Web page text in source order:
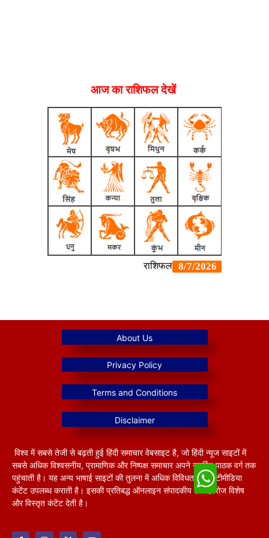
आज का राशिफल देखें
विश्व में सबसे तेजी से बढ़ती हुई हिंदी समाचार वेबसाइट है, जो हिंदी न्यूज साइटों में
सबसे अधिक विश्वसनीय, प्रामाणिक और निष्पक्ष समाचार अपने समर्पित पाठक वर्ग तक
पहुंचाती है। यह अन्य भाषाई साइटों की तुलना में अधिक विविधतापूर्ण मल्टीमीडिया
कंटेंट उपलब्ध कराती है। इसकी प्रतिबद्ध ऑनलाइन संपादकीय टीम हररोज विशेष
और विस्तृत कंटेंट देती है।